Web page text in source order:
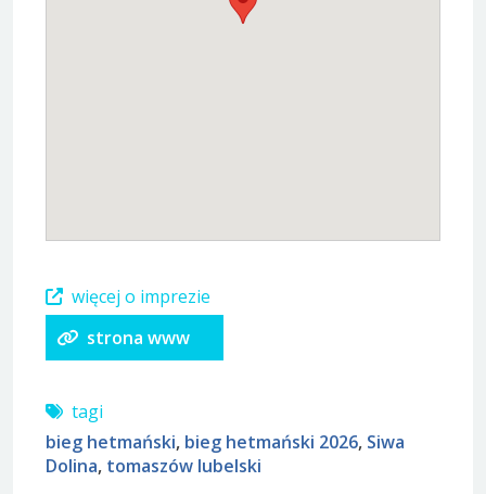
więcej o imprezie
strona www
tagi
bieg hetmański, bieg hetmański 2026, Siwa
Dolina, tomaszów lubelski